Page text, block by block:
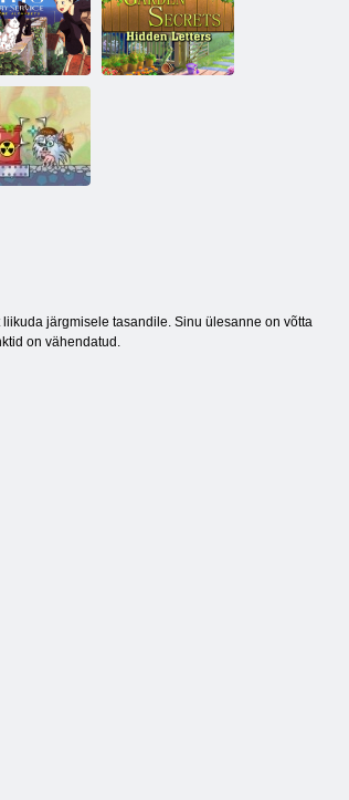
unistus
Loomade
erinevused
leidke
tähestike
järgmisele tasandile. Sinu ülesanne on võtta
on vähendatud.